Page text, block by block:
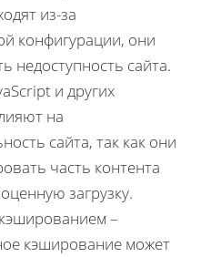
из-за
конфигурации, они
недоступность сайта.
и других
на
сайта, так как они
часть контента
загрузку.
–
кэширование может